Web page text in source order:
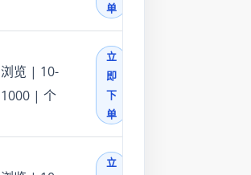
单
浏览 | 10-
1000 | 个
立
即
下
单
立